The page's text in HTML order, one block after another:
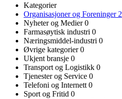
Kategorier
Organisasjoner og Foreninger 2
Nyheter og Medier0
Farmasøytisk industri 0
Næringsmiddel-industri 0
Øvrige kategorier0
Ukjent bransje 0
Transport og Logistikk 0
Tjenester og Service 0
Telefoni og Internett 0
Sport og Fritid 0